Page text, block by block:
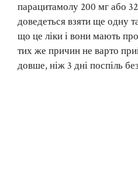
парацитамолу 200 мг або
доведеться взяти ще одну
що це ліки і вони мають
тих же причин не варто
довше, ніж 3 дні поспіль